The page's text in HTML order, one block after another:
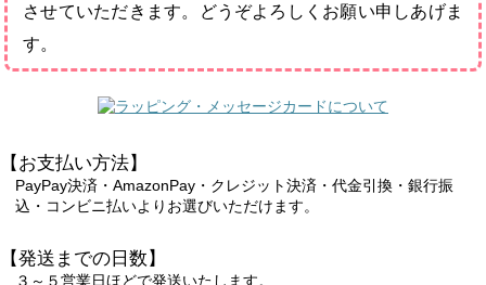
させていただきます。どうぞよろしくお願い申しあげま
す。
【お支払い方法】
PayPay決済・AmazonPay・クレジット決済・代金引換・銀行振
込・コンビニ払いよりお選びいただけます。
【発送までの日数】
３～５営業日ほどで発送いたします。